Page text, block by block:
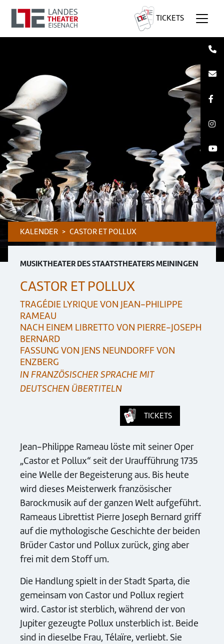
TICKETS
KALENDER CASTOR ET POLLUX
MUSIKTHEATER DES STAATSTHEATERS MEININGEN
CASTOR ET POLLUX
TRAGÉDIE LYRIQUE VON JEAN-PHILIPPE
RAMEAU
NACH EINEM LIBRETTO VON PIERRE-JOSEPH
BERNARD
FASSUNG VON JENS NEUNDORFF VON
ENZBERG
IN FRANZÖSISCHER SPRACHE MIT
DEUTSCHEN ÜBERTITELN
TICKETS
Jean-Philippe Rameau löste mit seiner Oper
„Castor et Pollux“ seit der Uraufführung 1735
eine Welle der Begeisterung aus. Bis heute
wird dieses Meisterwerk französischer
Barockmusik auf der ganzen Welt aufgeführt.
Rameaus Librettist Pierre Joseph Bernard griff
auf die mythologische Geschichte der beiden
Brüder Castor und Pollux zurück, ging aber
frei mit dem Stoff um.
Die Handlung spielt in der Stadt Sparta, die
gemeinsam von Castor und Pollux regiert
wird. Castor ist sterblich, während der von
Jupiter gezeugte Pollux unsterblich ist. Beide
sind in dieselbe Frau, Télaïre, verliebt. Sie